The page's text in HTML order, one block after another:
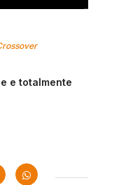
e totalmente